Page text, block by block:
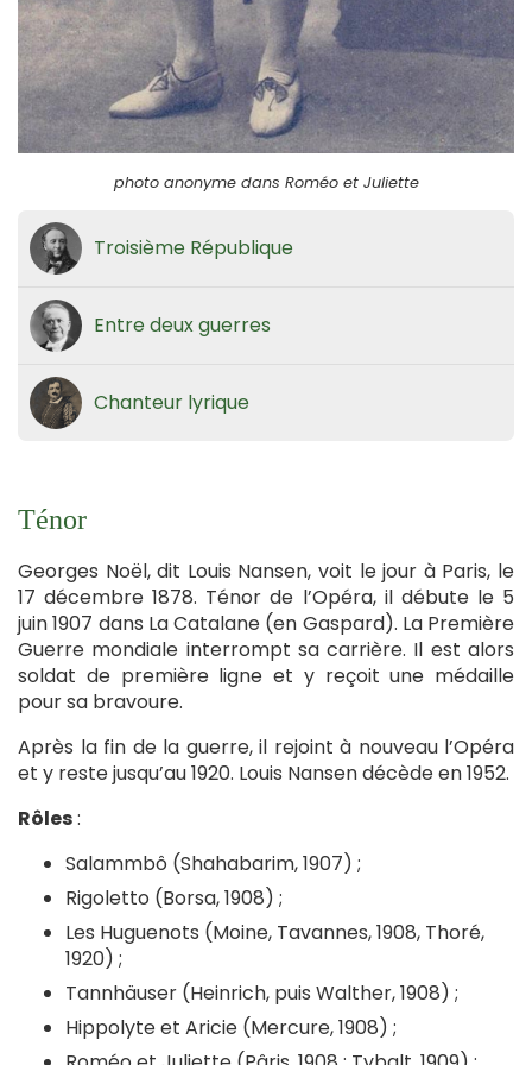
photo anonyme dans Roméo et Juliette
Troisième République
Entre deux guerres
Chanteur lyrique
Ténor
Georges Noël, dit Louis Nansen, voit le jour à Paris, le
17 décembre 1878. Ténor de l’Opéra, il débute le 5
juin 1907 dans La Catalane (en Gaspard). La Première
Guerre mondiale interrompt sa carrière. Il est alors
soldat de première ligne et y reçoit une médaille
pour sa bravoure.
Après la fin de la guerre, il rejoint à nouveau l’Opéra
et y reste jusqu’au 1920. Louis Nansen décède en 1952.
Rôles:
Salammbô (Shahabarim, 1907) ;
Rigoletto (Borsa, 1908) ;
Les Huguenots (Moine, Tavannes, 1908, Thoré,
1920) ;
Tannhäuser (Heinrich, puis Walther, 1908) ;
Hippolyte et Aricie (Mercure, 1908) ;